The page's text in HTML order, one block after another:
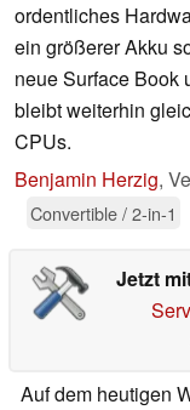
ordentliches
ein größerer Akku
neue Surface Book
bleibt weiterhin
CPUs.
Benjamin Herzig,
Convertible / 2-in-1
Jetzt
Auf dem heutigen